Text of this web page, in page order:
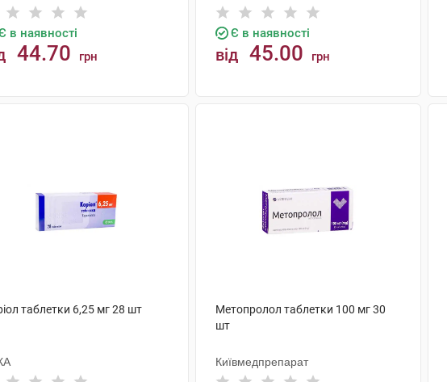
в наявності
44.70 грн
Є в наявності
від 45.00 грн
таблетки 6,25 мг 28 шт
Метопролол таблетки 100 мг 30
шт
Київмедпрепарат